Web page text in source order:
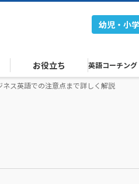
幼児・小
お役立ち 英語コーチング
ネス英語での注意点まで詳しく解説